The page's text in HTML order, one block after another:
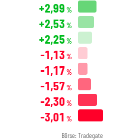
+2,99 %
+2,53 %
+2,25 %
-1,13 %
-1,17 %
-1,57 %
-2,30 %
-3,01 %
Börse: Tradegate